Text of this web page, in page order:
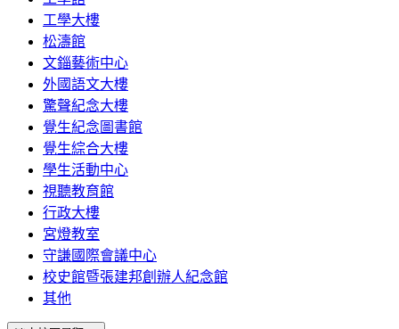
工學大樓
松濤館
文錙藝術中心
外國語文大樓
驚聲紀念大樓
覺生紀念圖書館
覺生綜合大樓
學生活動中心
視聽教育館
行政大樓
宮燈教室
守謙國際會議中心
校史館暨張建邦創辦人紀念館
其他